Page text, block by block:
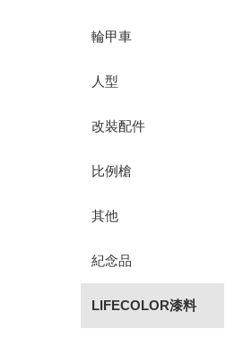
輪甲車
人型
改裝配件
比例槍
其他
紀念品
LIFECOLOR漆料